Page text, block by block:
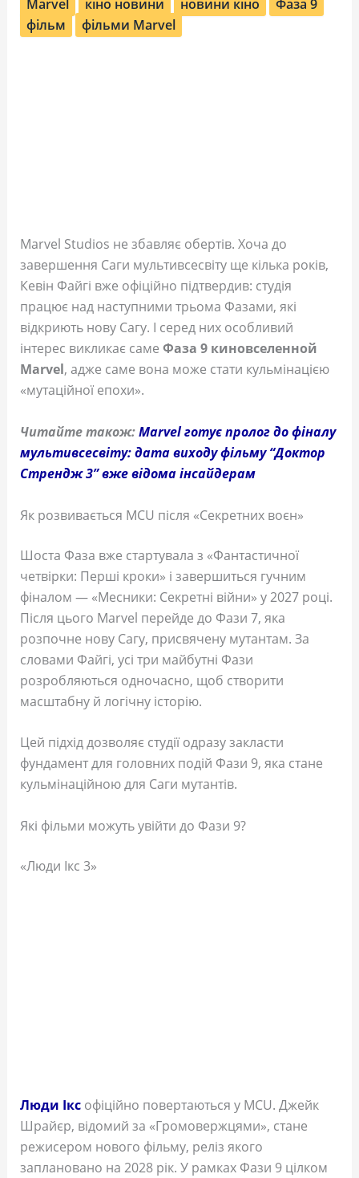
Marvel кіно новини новини кіно
Фаза 9
фільм
фільми Marvel
Marvel Studios не збавляє обертів. Хоча до
завершення Саги мультивсесвіту ще кілька років,
Кевін Файгі вже офіційно підтвердив: студія
працює над наступними трьома Фазами, які
відкриють нову Сагу. І серед них особливий
інтерес викликає саме Фаза 9 киновселенной
Marvel, адже саме вона може стати кульмінацією
«мутаційної епохи».
Читайте також:Marvel готує пролог до фіналу
мультивсесвіту: дата виходу фільму “Доктор
Стрендж 3” вже відома інсайдерам
Як розвивається MCU після «Секретних воєн»
Шоста Фаза вже стартувала з «Фантастичної
четвірки: Перші кроки» і завершиться гучним
фіналом — «Месники: Секретні війни» у 2027 році.
Після цього Marvel перейде до Фази 7, яка
розпочне нову Сагу, присвячену мутантам. За
словами Файгі, усі три майбутні Фази
розробляються одночасно, щоб створити
масштабну й логічну історію.
Цей підхід дозволяє студії одразу закласти
фундамент для головних подій Фази 9, яка стане
кульмінаційною для Саги мутантів.
Які фільми можуть увійти до Фази 9?
«Люди Ікс 3»
Люди Ікс офіційно повертаються у MCU. Джейк
Шрайєр, відомий за «Громовержцями», стане
режисером нового фільму, реліз якого
заплановано на 2028 рік. У рамках Фази 9 цілком